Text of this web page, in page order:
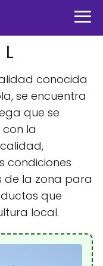
conocida
se encuentra
que se
la
condiciones
de la zona para
que
local.